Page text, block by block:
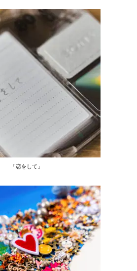
「恋をして」